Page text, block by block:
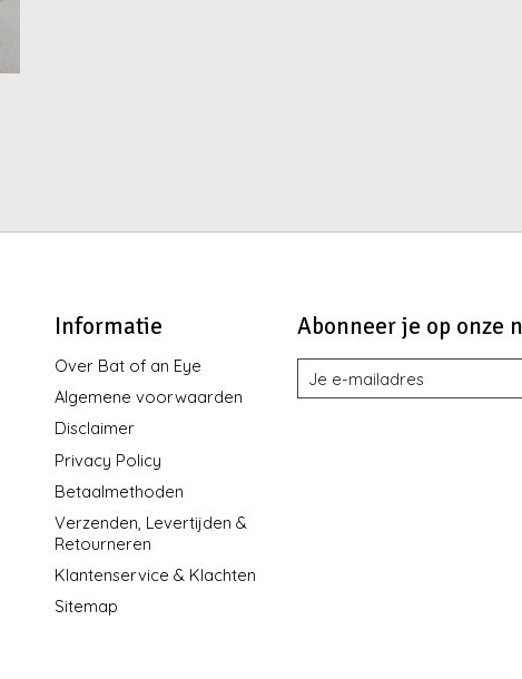
Informatie
Over Bat of an Eye
Algemene voorwaarden
Disclaimer
Privacy Policy
Betaalmethoden
Verzenden, Levertijden &
Retourneren
Klantenservice & Klachten
Sitemap
Abonneer je op onze